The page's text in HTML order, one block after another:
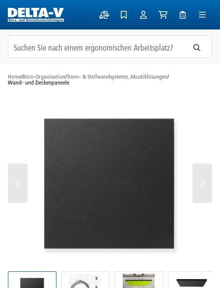
springen
Home/Büro-Organisation/Trenn- & Stellwandsysteme, Akustiklösungen/
Wand- und Deckenpaneele